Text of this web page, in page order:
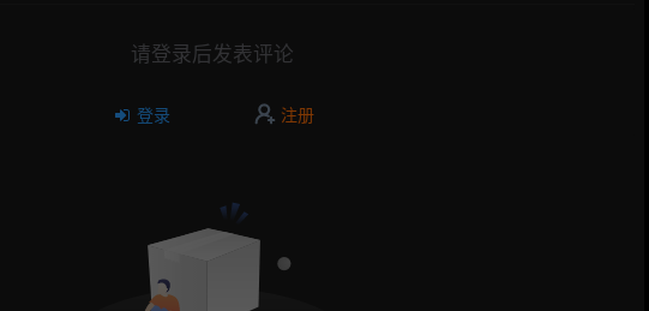
请登录后发表评论
登录 注册